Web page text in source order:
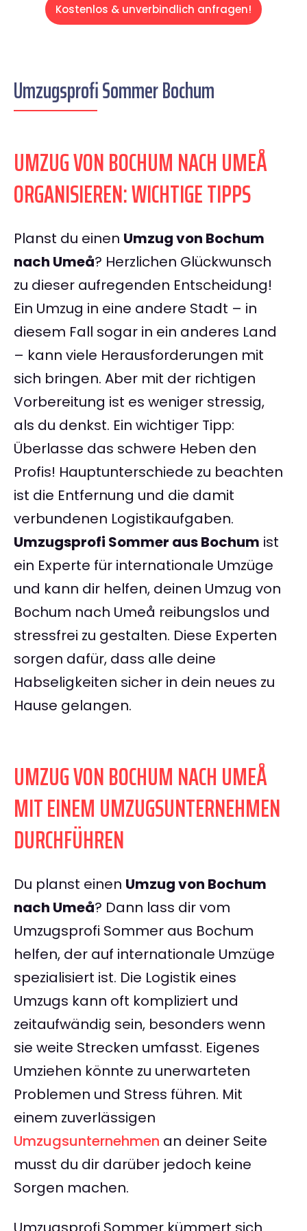
Kostenlos & unverbindlich anfragen!
Umzugsprofi Sommer Bochum
UMZUG VON BOCHUM NACH UMEÅ
ORGANISIEREN: WICHTIGE TIPPS
Planst du einen Umzug von Bochum
nach Umeå? Herzlichen Glückwunsch
zu dieser aufregenden Entscheidung!
Ein Umzug in eine andere Stadt – in
diesem Fall sogar in ein anderes Land
– kann viele Herausforderungen mit
sich bringen. Aber mit der richtigen
Vorbereitung ist es weniger stressig,
als du denkst. Ein wichtiger Tipp:
Überlasse das schwere Heben den
Profis! Hauptunterschiede zu beachten
ist die Entfernung und die damit
verbundenen Logistikaufgaben.
Umzugsprofi Sommer aus Bochum ist
ein Experte für internationale Umzüge
und kann dir helfen, deinen Umzug von
Bochum nach Umeå reibungslos und
stressfrei zu gestalten. Diese Experten
sorgen dafür, dass alle deine
Habseligkeiten sicher in dein neues zu
Hause gelangen.
UMZUG VON BOCHUM NACH UMEÅ
MIT EINEM UMZUGSUNTERNEHMEN
DURCHFÜHREN
Du planst einen Umzug von Bochum
nach Umeå? Dann lass dir vom
Umzugsprofi Sommer aus Bochum
helfen, der auf internationale Umzüge
spezialisiert ist. Die Logistik eines
Umzugs kann oft kompliziert und
zeitaufwändig sein, besonders wenn
sie weite Strecken umfasst. Eigenes
Umziehen könnte zu unerwarteten
Problemen und Stress führen. Mit
einem zuverlässigen
Umzugsunternehmen an deiner Seite
musst du dir darüber jedoch keine
Sorgen machen.